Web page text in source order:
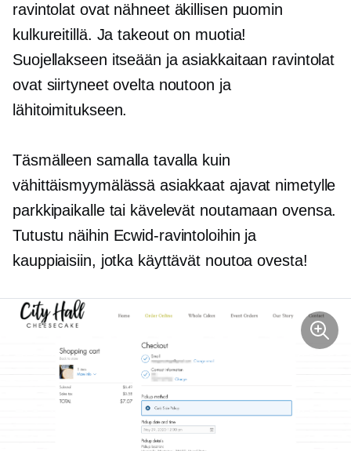
ravintolat ovat nähneet äkillisen puomin
kulkureitillä. Ja takeout on muotia!
Suojellakseen itseään ja asiakkaitaan ravintolat
ovat siirtyneet ovelta noutoon ja
lähitoimitukseen.
Täsmälleen samalla tavalla kuin
vähittäismyymälässä asiakkaat ajavat nimetylle
parkkipaikalle tai kävelevät noutamaan ovensa.
Tutustu näihin Ecwid-ravintoloihin ja
kauppiaisiin, jotka käyttävät noutoa ovesta!